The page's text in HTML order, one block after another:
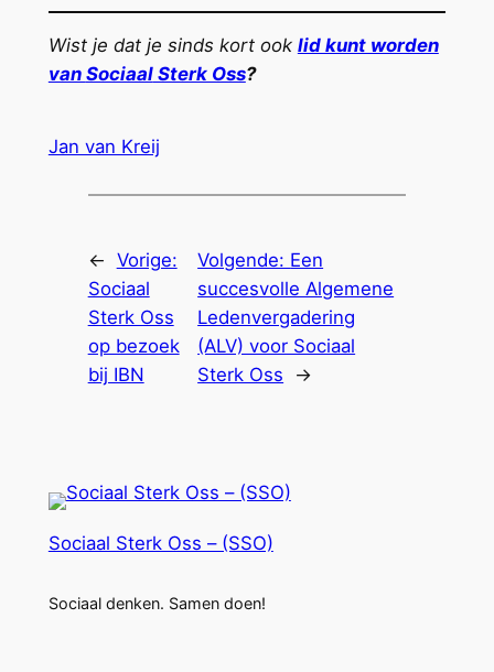
Wist je dat je sinds kort ook lid kunt worden
van SociaalSterk Oss?
Jan van Kreij
← Vorige:
Sociaal
Sterk Oss
op bezoek
bij IBN
Volgende: Een
succesvolle Algemene
Ledenvergadering
(ALV) voor Sociaal
Sterk Oss
→
Sociaal Sterk Oss – (SSO)
Sociaal denken. Samen doen!